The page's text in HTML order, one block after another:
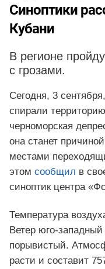
Синоптики
Кубани
В регионе
с грозами.
Сегодня, 3
спирали
черноморская
она станет
местами
этом сообщил в
синоптик центра
Температура
Ветер юго-западный
порывистый.
расти и составит